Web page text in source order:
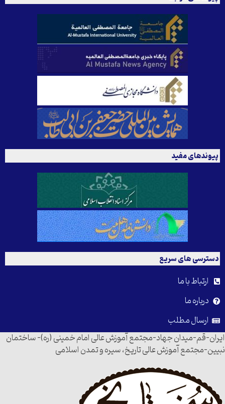
پیوندهای مفید
دسترسی های سریع
ارتباط با ما
درباره ما
ارسال مطلب
ایران-قم-میدان جهاد-مجتمع آموزش عالی امام خمینی (ره)- ساختمان
نبیین-مجتمع آموزش عالی تاریخ، سیره و تمدن اسلامی